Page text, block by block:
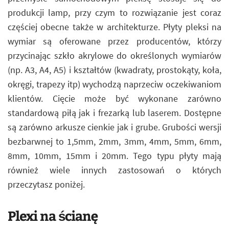
produkcji lamp, przy czym to rozwiązanie jest coraz
częściej obecne także w architekturze. Płyty pleksi na
wymiar są oferowane przez producentów, którzy
przycinając szkło akrylowe do określonych wymiarów
(np. A3, A4, A5) i kształtów (kwadraty, prostokąty, koła,
okręgi, trapezy itp) wychodzą naprzeciw oczekiwaniom
klientów. Cięcie może być wykonane zarówno
standardową piłą jak i frezarką lub laserem. Dostępne
są zarówno arkusze cienkie jak i grube. Grubości wersji
bezbarwnej to 1,5mm, 2mm, 3mm, 4mm, 5mm, 6mm,
8mm, 10mm, 15mm i 20mm. Tego typu płyty mają
również wiele innych zastosowań o których
przeczytasz poniżej.
Plexi na ścianę